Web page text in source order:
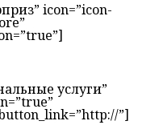
icon=”icon-
услуги”
”]